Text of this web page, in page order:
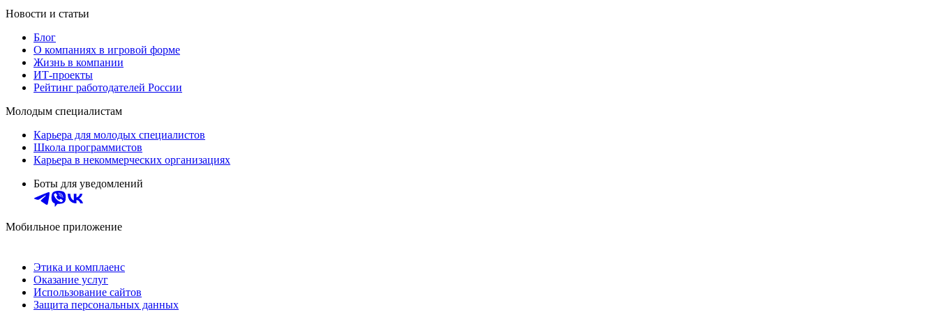
Новости и статьи
Блог
О компаниях в игровой форме
Жизнь в компании
ИТ-проекты
Рейтинг работодателей России
Молодым специалистам
Карьера для молодых специалистов
Школа программистов
Карьера в некоммерческих организациях
Боты для уведомлений
Мобильное приложение
Этика и комплаенс
Оказание услуг
Использование сайтов
Защита персональных данных